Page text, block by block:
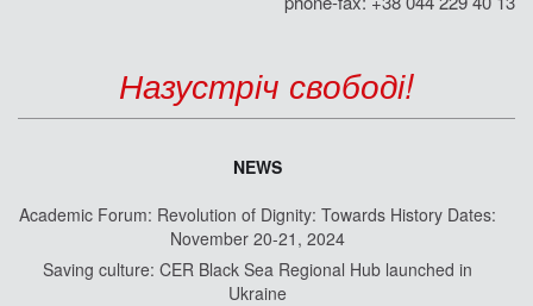
Назустріч свободі!
NEWS
Academic Forum: Revolution of Dignity: Towards History Dates:
November 20-21, 2024
Saving culture: CER Black Sea Regional Hub launched in
Ukraine